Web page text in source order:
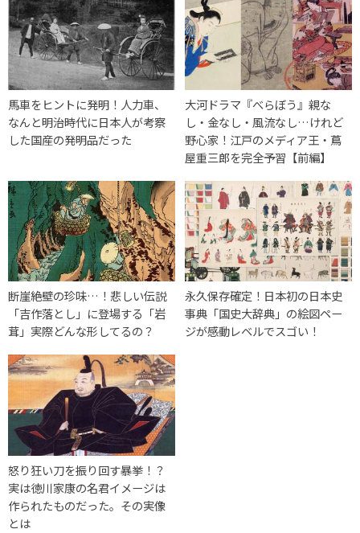
馬車をヒントに発明！人力車、
なんと明治時代に日本人が考察
した国産の発明品だった
大河ドラマ『べらぼう』親な
し・金なし・風流なし…けれど
野心家！江戸のメディア王・蔦
屋重三郎を完全予習【前編】
断崖絶壁の珍味…！悲しい伝説
「吉作落とし」に登場する「岩
茸」実際どんな形してるの？
永久保存確定！日本初の日本史
事典「国史大辞典」の絵図ペー
ジが感動レベルでスゴい！
怒り狂い刀を振り回す暴挙！？
実は徳川家康の名君イメージは
作られたものだった。その実像
とは